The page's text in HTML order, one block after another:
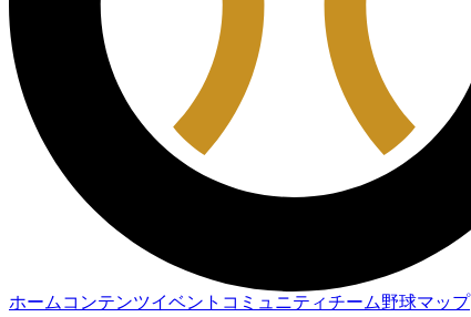
ホーム コンテンツイベント コミュニティチーム野球マップ